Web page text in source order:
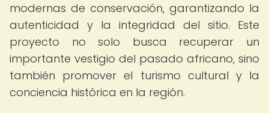
modernas de conservación, garantizando la
autenticidad y la integridad del sitio. Este
proyecto no solo busca recuperar un
importante vestigio del pasado africano, sino
también promover el turismo cultural y la
conciencia histórica en la región.